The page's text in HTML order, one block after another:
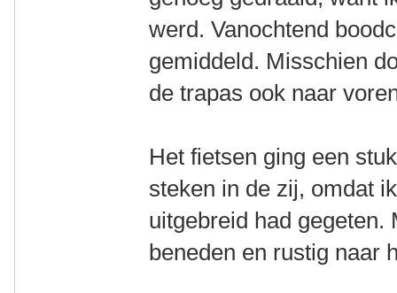
werd. Vanochtend
gemiddeld. Misschien
de trapas ook naar
Het fietsen ging een
steken in de zij, omdat
uitgebreid had gegeten.
beneden en rustig naar